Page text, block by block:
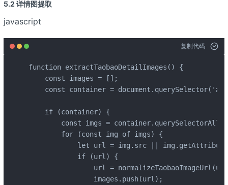
5.2 详情图提取
javascript
复制代码
function extractTaobaoDetailImages() {
    const images = [];
const container =
    if (container) {
const imgs =
        for (const img of imgs) {
let url = img.src ||
            if (url) {
url =
                images.push(url);